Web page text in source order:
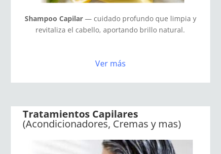
Shampoo Capilar— cuidado profundo que limpia y
revitaliza el cabello, aportando brillo natural.
Ver más
Tratamientos Capilares
(Acondicionadores, Cremas y mas)